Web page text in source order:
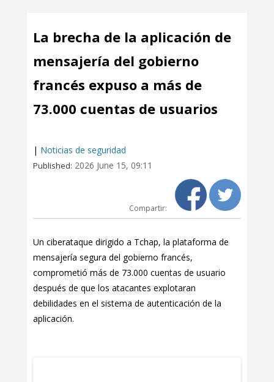
La brecha de la aplicación de
mensajería del gobierno
francés expuso a más de
73.000 cuentas de usuarios
| Noticias de seguridad
Published: 2026 June 15, 09:11
Compartir:
Un ciberataque dirigido a Tchap, la plataforma de
mensajería segura del gobierno francés,
comprometió más de 73.000 cuentas de usuario
después de que los atacantes explotaran
debilidades en el sistema de autenticación de la
aplicación.